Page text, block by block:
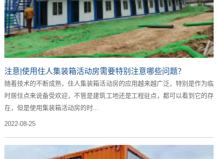
注意|使用住人集装箱活动房需要特别注意哪些问题？
随着技术的不断成熟，住人集装箱活动房的应用越来越广泛，特别是作为临
时居住点来说备受欢迎，不管是建筑工地还是工程驻点，都可以看到它的存
在，但是使用集装箱活动房的时...
2022-08-25